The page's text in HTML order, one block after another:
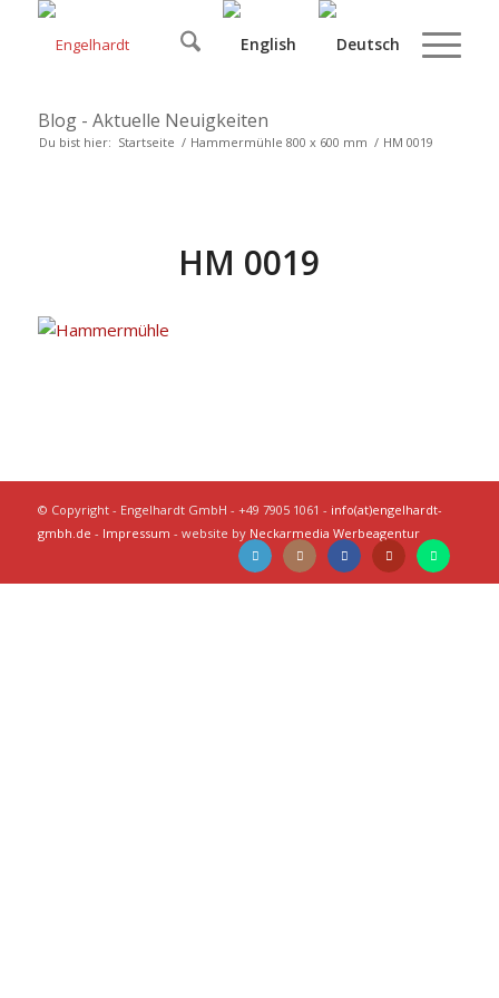
Blog - Aktuelle Neuigkeiten
Du bist hier: Startseite / Hammermühle 800 x 600 mm / HM 0019
HM 0019
© Copyright - Engelhardt GmbH - +49 7905 1061 - info(at)engelhardt-
gmbh.de - Impressum - website by Neckarmedia Werbeagentur